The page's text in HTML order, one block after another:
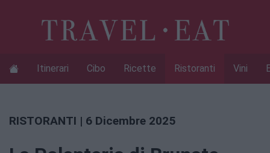
Itinerari Cibo Ricette Ristoranti Vini
RISTORANTI | 6 Dicembre 2025